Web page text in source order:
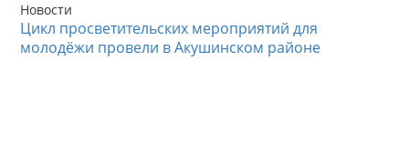
Новости
Цикл просветительских мероприятий для
молодёжи провели в Акушинском районе